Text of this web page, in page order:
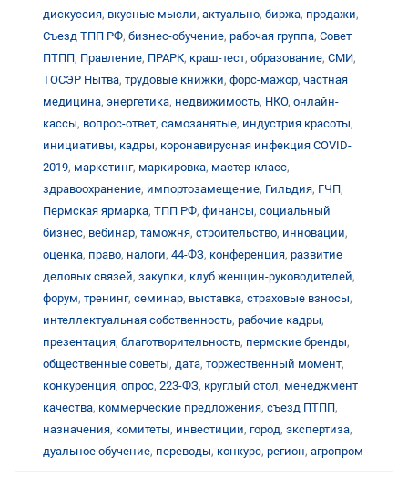
дискуссия, вкусные мысли, актуально, биржа, продажи,
Съезд ТПП РФ, бизнес-обучение, рабочая группа, Совет
ПТПП, Правление, ПРАРК, краш-тест, образование, СМИ,
ТОСЭР Нытва, трудовые книжки, форс-мажор, частная
медицина, энергетика, недвижимость, НКО, онлайн-
кассы, вопрос-ответ, самозанятые, индустрия красоты,
инициативы, кадры, коронавирусная инфекция COVID-
2019, маркетинг, маркировка, мастер-класс,
здравоохранение, импортозамещение, Гильдия, ГЧП,
Пермская ярмарка, ТПП РФ, финансы, социальный
бизнес, вебинар, таможня, строительство, инновации,
оценка, право, налоги, 44-ФЗ, конференция, развитие
деловых связей, закупки, клуб женщин-руководителей,
форум, тренинг, семинар, выставка, страховые взносы,
интеллектуальная собственность, рабочие кадры,
презентация, благотворительность, пермские бренды,
общественные советы, дата, торжественный момент,
конкуренция, опрос, 223-ФЗ, круглый стол, менеджмент
качества, коммерческие предложения, съезд ПТПП,
назначения, комитеты, инвестиции, город, экспертиза,
дуальное обучение, переводы, конкурс, регион, агропром